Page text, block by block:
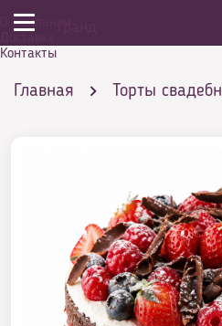
О компании
Контакты
Главная Торты
Свадебные торты в